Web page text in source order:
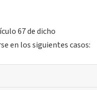
67 de dicho
en los siguientes casos: